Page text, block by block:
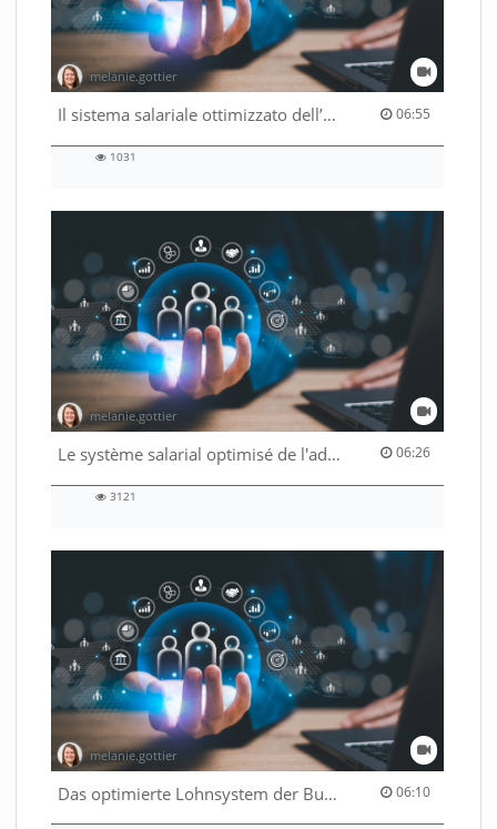
melanie.gottier
Il sistema salariale ottimizzato dell’Amministrazione federale 06:55
06:55 duration
1031
melanie.gottier
Le système salarial optimisé de l'administration fédérale 06:26
06:26 duration
3121
melanie.gottier
Das optimierte Lohnsystem der Bundesverwaltung 06:10
06:10 duration